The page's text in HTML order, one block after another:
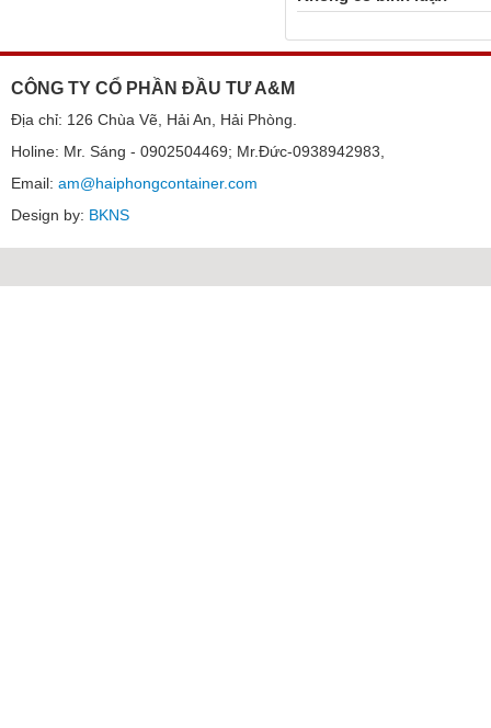
CÔNG TY CỔ PHẦN ĐẦU TƯ A&M
Địa chỉ: 126 Chùa Vẽ, Hải An, Hải Phòng.
Holine: Mr. Sáng - 0902504469; Mr.Đức-0938942983,
Email: am@haiphongcontainer.com
Design by: BKNS